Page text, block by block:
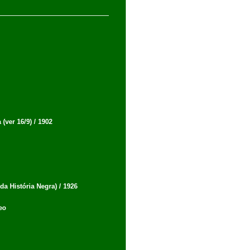
16/9) / 1902
História Negra) / 1926